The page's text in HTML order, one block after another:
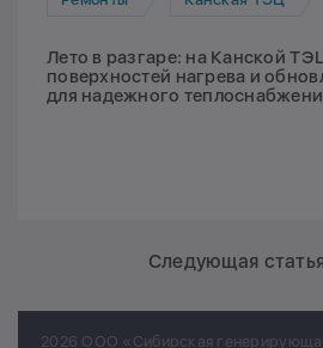
Лето в разгаре: на Канской
поверхностей нагрева и
для надежного
Следующая
2026 ООО «Сибирская